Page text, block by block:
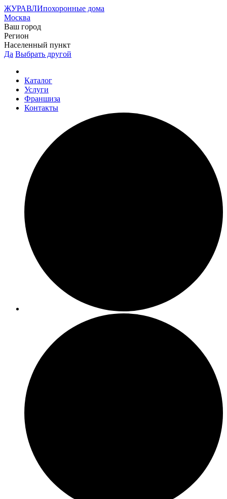
ЖУРАВЛИпохоронные дома
Москва
Ваш город
Регион
Населенный пункт
Да Выбрать другой
Каталог
Услуги
Франшиза
Контакты